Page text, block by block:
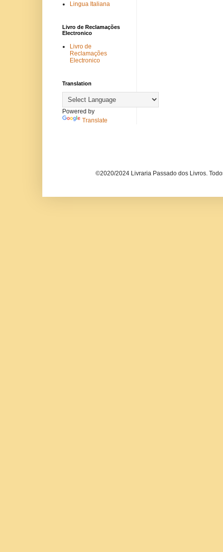
Lingua Italiana
Livro de Reclamações
Electronico
Livro de
Reclamações
Electronico
Translation
Powered by
Translate
©2020/2024 Livraria Passado dos Livros.